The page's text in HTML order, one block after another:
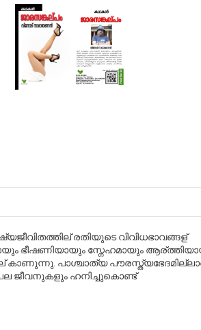
‍രതിയുടെ വിവിധഭാവങ്ങള്
ഭീഷണിയായും സ്നേഹമായും ആര്
‍കാണുന്നു. പാശ്ചാത്യ
ജീവനുകളും ഹനിച്ചുകൊണ്ട്